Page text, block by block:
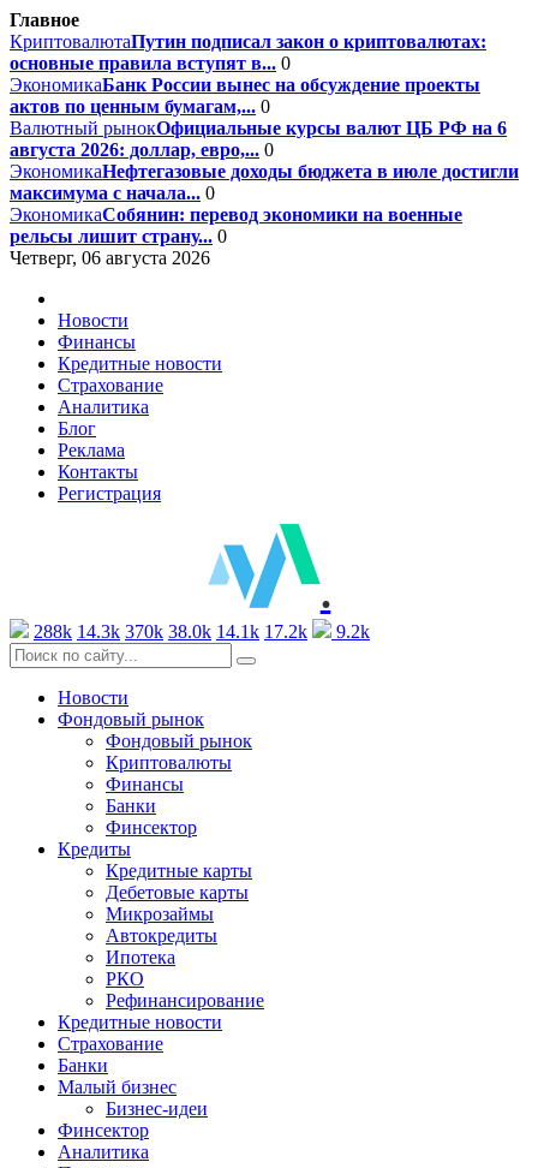
Главное
КриптовалютаПутин подписал закон о криптовалютах:
основные правила вступят в... 0
ЭкономикаБанк России вынес на обсуждение проекты
актов по ценным бумагам,... 0
Валютный рынокОфициальные курсы валют ЦБ РФ на 6
августа 2026: доллар, евро,... 0
ЭкономикаНефтегазовые доходы бюджета в июле достигли
максимума с начала... 0
ЭкономикаСобянин: перевод экономики на военные
рельсы лишит страну... 0
Четверг, 06 августа 2026
Новости
Финансы
Кредитные новости
Страхование
Аналитика
Блог
Реклама
Контакты
Регистрация
.
288k 14.3k 370k 38.0k 14.1k 17.2k 9.2k
Новости
Фондовый рынок
Фондовый рынок
Криптовалюты
Финансы
Банки
Финсектор
Кредиты
Кредитные карты
Дебетовые карты
Микрозаймы
Автокредиты
Ипотека
РКО
Рефинансирование
Кредитные новости
Страхование
Банки
Малый бизнес
Бизнес-идеи
Финсектор
Аналитика